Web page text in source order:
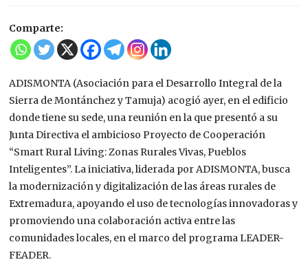
Comparte:
ADISMONTA (Asociación para el Desarrollo Integral de la
Sierra de Montánchez y Tamuja) acogió ayer, en el edificio
donde tiene su sede, una reunión en la que presentó a su
Junta Directiva el ambicioso Proyecto de Cooperación
“Smart Rural Living: Zonas Rurales Vivas, Pueblos
Inteligentes”. La iniciativa, liderada por ADISMONTA, busca
la modernización y digitalización de las áreas rurales de
Extremadura, apoyando el uso de tecnologías innovadoras y
promoviendo una colaboración activa entre las
comunidades locales, en el marco del programa LEADER-
FEADER.